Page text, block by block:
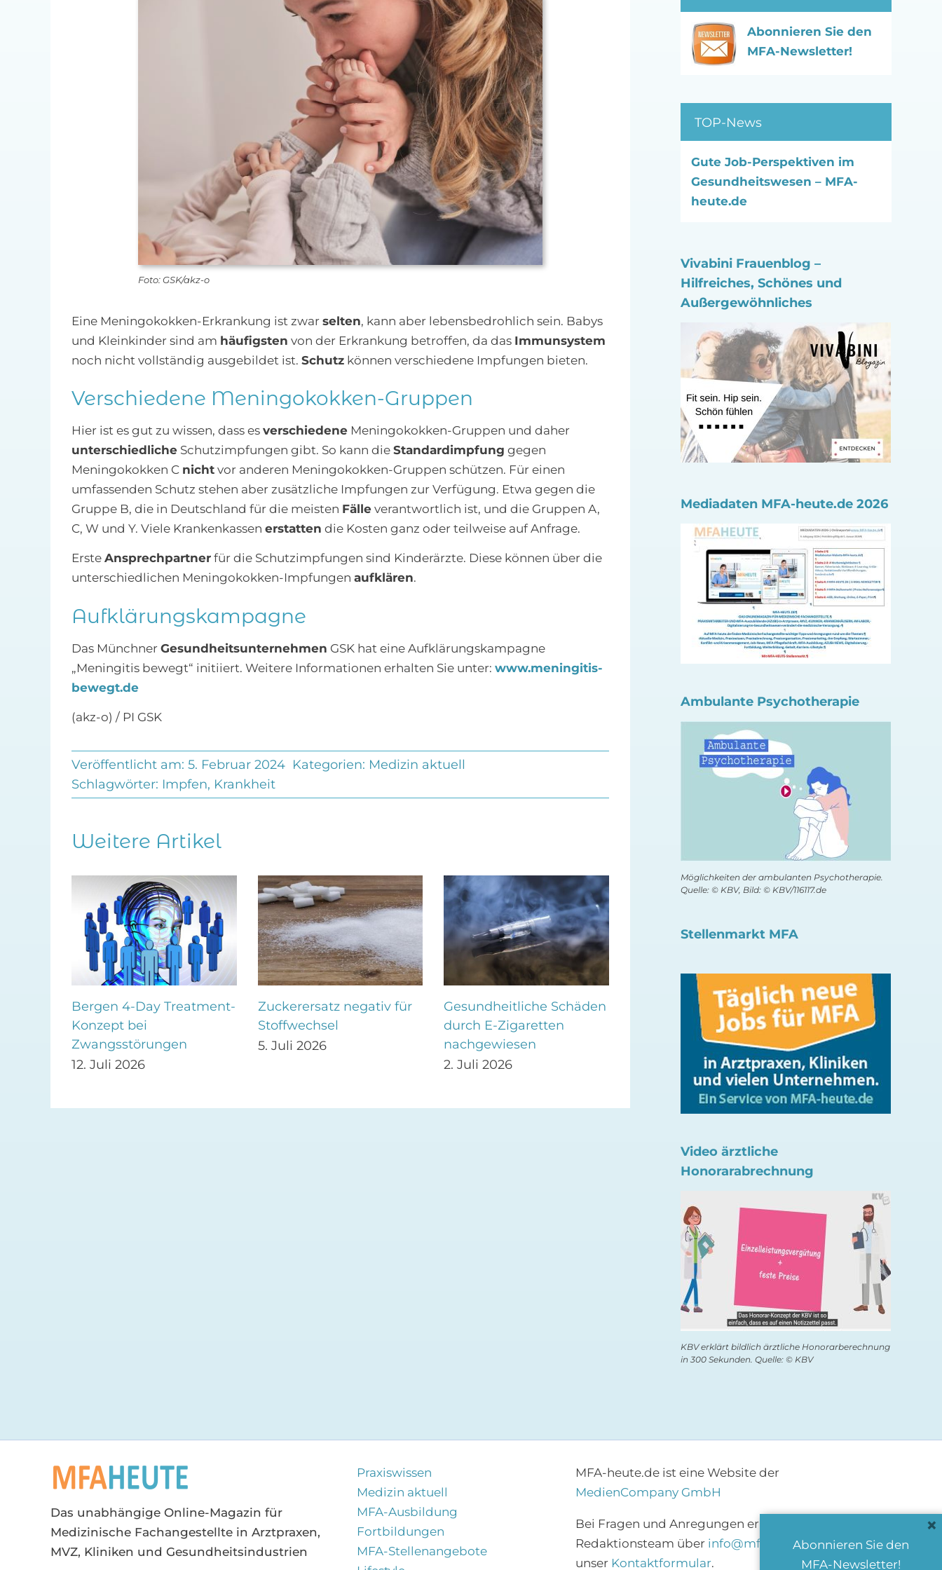
Foto: GSK/akz-o
Eine Meningokokken-Erkrankung ist zwar selten, kann aber lebensbedrohlich sein. Babys
und Kleinkinder sind am häufigsten von der Erkrankung betroffen, da das Immunsystem
noch nicht vollständig ausgebildet ist. Schutzkönnen verschiedene Impfungen bieten.
Verschiedene Meningokokken-Gruppen
Hier ist es gut zu wissen, dass es verschiedeneMeningokokken-Gruppen und daher
unterschiedlicheSchutzimpfungen gibt. So kann die Standardimpfung gegen
Meningokokken C nichtvor anderen Meningokokken-Gruppen schützen. Für einen
umfassenden Schutz stehen aber zusätzliche Impfungen zur Verfügung. Etwa gegen die
Gruppe B, die in Deutschland für die meisten Fälleverantwortlich ist, und die Gruppen A,
C, W und Y. Viele Krankenkassen erstatten die Kosten ganz oder teilweise auf Anfrage.
Erste Ansprechpartnerfür die Schutzimpfungen sind Kinderärzte. Diese können über die
unterschiedlichen Meningokokken-Impfungen aufklären.
Aufklärungskampagne
Das Münchner Gesundheitsunternehmen GSK hat eine Aufklärungskampagne
„Meningitis bewegt“ initiiert. Weitere Informationen erhalten Sie unter: www.meningitis-
bewegt.de
(akz-o) / PI GSK
Veröffentlicht am: 5. Februar 2024 Kategorien: Medizin aktuell
Schlagwörter: Impfen, Krankheit
Weitere Artikel
Bergen 4-Day Treatment-
Konzept bei
Zwangsstörungen
12. Juli 2026
Zuckerersatz negativ für
Stoffwechsel
5. Juli 2026
Gesundheitliche Schäden
durch E-Zigaretten
nachgewiesen
2. Juli 2026
Ohr-Akupunktur kann
Migräne-Schmerzen
Tuberkulose-
Neugeborenen
21. Juli 2026
Abonnieren Sie den
MFA-Newsletter!
TOP-News
Gute Job-Perspektiven im
Gesundheitswesen – MFA-
heute.de
Vivabini Frauenblog –
Hilfreiches, Schönes und
Außergewöhnliches
Mediadaten MFA-heute.de 2026
Ambulante Psychotherapie
Möglichkeiten der ambulanten Psychotherapie.
Quelle: © KBV, Bild: © KBV/116117.de
Stellenmarkt MFA
Video ärztliche
Honorarabrechnung
KBV erklärt bildlich ärztliche Honorarberechnung
in 300 Sekunden. Quelle: © KBV
Das unabhängige Online-Magazin für
Medizinische Fachangestellte in Arztpraxen,
MVZ, Kliniken und Gesundheitsindustrien
Praxiswissen
Medizin aktuell
MFA-Ausbildung
Fortbildungen
MFA-Stellenangebote
MFA-heute.de ist eine Website der
MedienCompany GmbH
Bei Fragen und Anregungen erreichen Sie das
Redaktionsteam über info@mfa-heute.debzw.
unser Kontaktformular.
Abonnieren Sie den
MFA-Newsletter!
×